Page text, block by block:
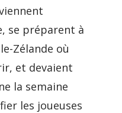
se préparent à
Zélande où
et devaient
la semaine
les joueuses